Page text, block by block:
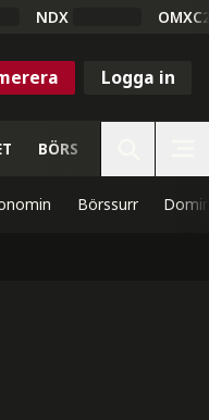
NDX
Logga in
BÖRS
Börssurr